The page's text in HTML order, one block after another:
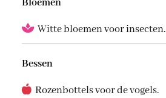
Witte bloemen voor insecten.
Bessen
Rozenbottels voor de vogels.